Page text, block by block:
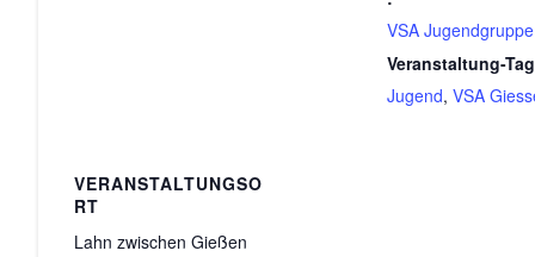
VSA Jugendgruppe
Veranstaltung-
Jugend, VSA
VERANSTALTUNGSO
RT
Lahn zwischen Gießen